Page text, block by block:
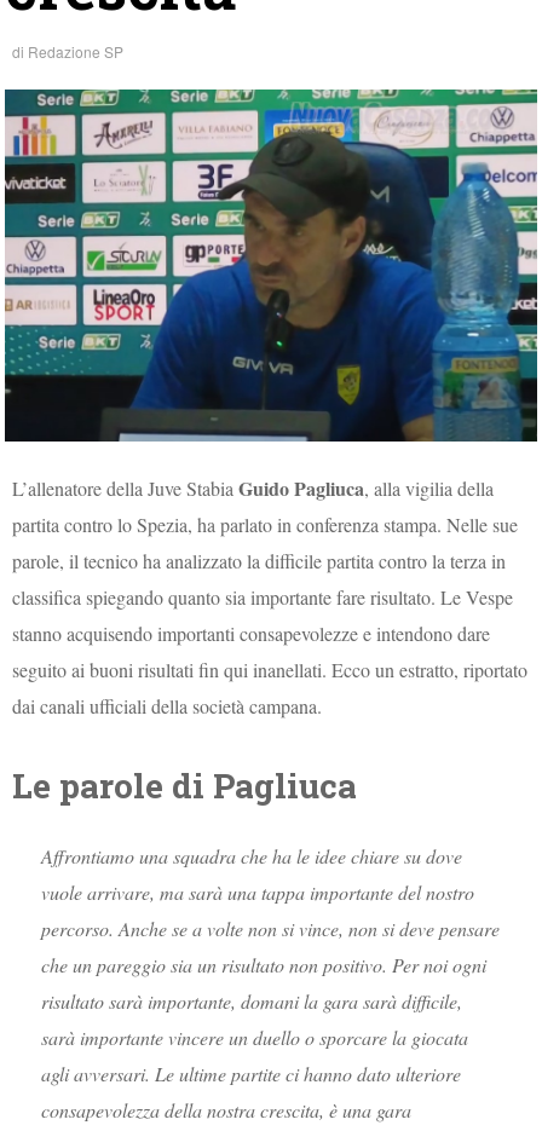
di Redazione SP
L’allenatore della Juve StabiaGuido Pagliuca, alla vigilia della
partita contro lo Spezia, ha parlato in conferenza stampa. Nelle sue
parole, il tecnico ha analizzato la difficile partita contro la terza in
classifica spiegando quanto sia importante fare risultato. Le Vespe
stanno acquisendo importanti consapevolezze e intendono dare
seguito ai buoni risultati fin qui inanellati. Ecco un estratto, riportato
dai canali ufficiali della società campana.
Le parole di Pagliuca
Affrontiamo una squadra che ha le idee chiare su dove
vuole arrivare, ma sarà una tappa importante del nostro
percorso. Anche se a volte non si vince, non si deve pensare
che un pareggio sia un risultato non positivo. Per noi ogni
risultato sarà importante, domani la gara sarà difficile,
sarà importante vincere un duello o sporcare la giocata
agli avversari. Le ultime partite ci hanno dato ulteriore
consapevolezza della nostra crescita, è una gara